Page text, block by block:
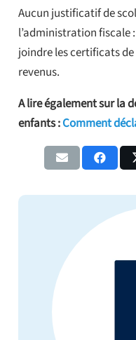
Aucun justificatif de
l’administration fiscale
joindre les certificats
revenus.
A lire également sur la
enfants :Comment